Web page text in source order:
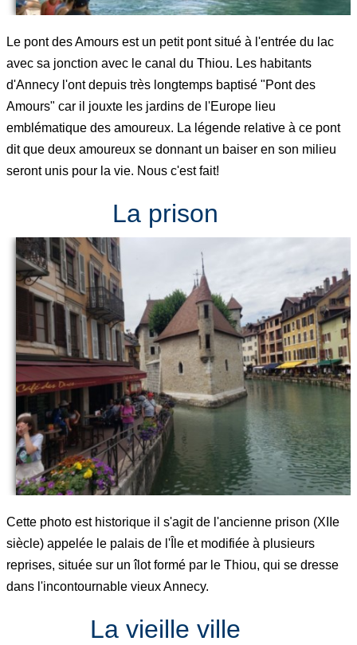
Le pont des Amours est un petit pont situé à l'entrée du lac
avec sa jonction avec le canal du Thiou. Les habitants
d'Annecy l'ont depuis très longtemps baptisé "Pont des
Amours" car il jouxte les jardins de l'Europe lieu
emblématique des amoureux. La légende relative à ce pont
dit que deux amoureux se donnant un baiser en son milieu
seront unis pour la vie. Nous c'est fait!
La prison
Cette photo est historique il s'agit de l'ancienne prison (XIIe
siècle) appelée le palais de l'Île et modifiée à plusieurs
reprises, située sur un îlot formé par le Thiou, qui se dresse
dans l'incontournable vieux Annecy.
La vieille ville